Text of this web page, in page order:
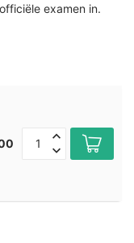
examen in.